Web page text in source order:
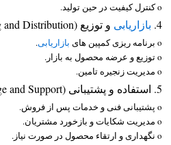
o کنترل کیفیت در حین تولید.
4. بازاریابی و توزیع (Marketing and Distribution
o برنامه ریزی کمپین های بازاریابی.
o توزیع و عرضه محصول به بازار.
o مدیریت زنجیره تامین.
5. استفاده و پشتیبانی (Usage and Support
o پشتیبانی فنی و خدمات پس از فروش.
o مدیریت شکایات و بازخورد مشتریان.
o نگهداری و ارتقاء محصول در صورت نیاز.